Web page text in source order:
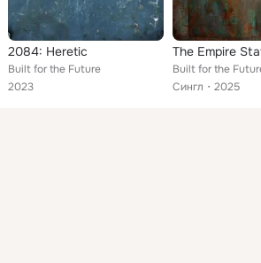
2084: Heretic
Built for the Future
2023
The Empire
Built for the
Сингл
2025